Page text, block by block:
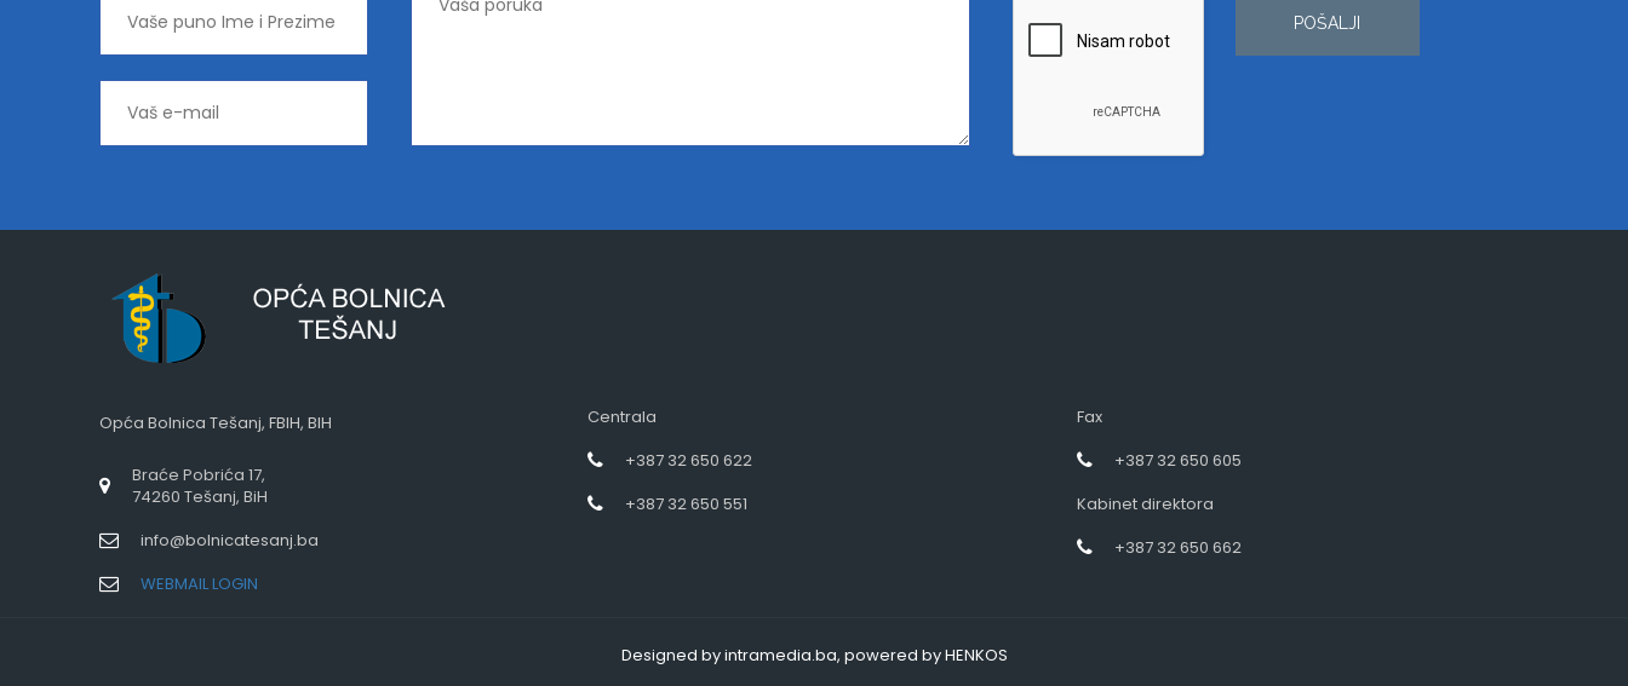
POŠALJI
Opća Bolnica Tešanj, FBIH, BIH
Braće Pobrića 17,
74260 Tešanj, BiH
info@bolnicatesanj.ba
WEBMAIL LOGIN
Centrala
+387 32 650 622
+387 32 650 551
Fax
+387 32 650 605
Kabinet direktora
+387 32 650 662
Designed by intramedia.ba, powered by HENKOS